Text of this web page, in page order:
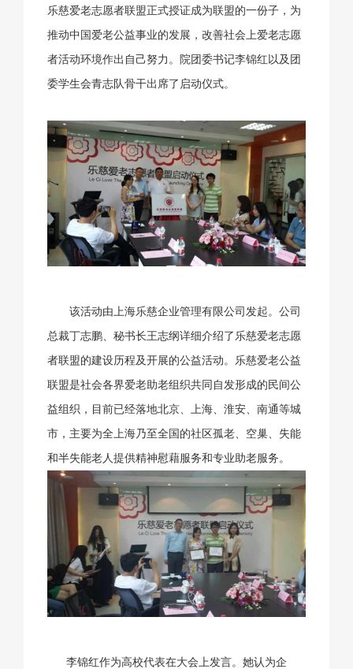
乐慈爱老志愿者联盟正式授证成为联盟的一份子，为
推动中国爱老公益事业的发展，改善社会上爱老志愿
者活动环境作出自己努力。院团委书记李锦红以及团
委学生会青志队骨干出席了启动仪式。
该活动由上海乐慈企业管理有限公司发起。公司
总裁丁志鹏、秘书长王志纲详细介绍了乐慈爱老志愿
者联盟的建设历程及开展的公益活动。乐慈爱老公益
联盟是社会各界爱老助老组织共同自发形成的民间公
益组织，目前已经落地北京、上海、淮安、南通等城
市，主要为全上海乃至全国的社区孤老、空巢、失能
和半失能老人提供精神慰藉服务和专业助老服务。
李锦红作为高校代表在大会上发言。她认为企